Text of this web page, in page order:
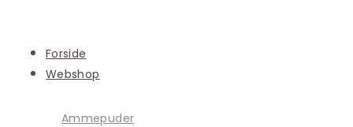
Forside
Webshop
Ammepuder